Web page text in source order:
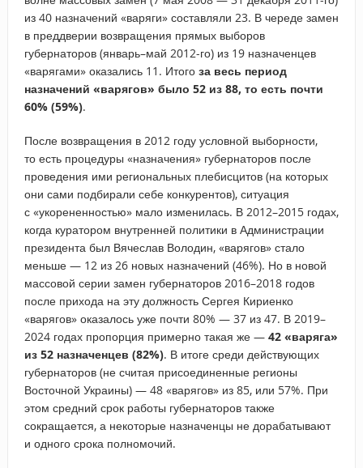
из 40 назначений «варяги» составляли 23. В череде замен
в преддверии возвращения прямых выборов
губернаторов (январь–май 2012-го) из 19 назначенцев
«варягами» оказались 11. Итого за весь период
назначений «варягов» было 52 из 88, то есть почти
60% (59%).
После возвращения в 2012 году условной выборности,
то есть процедуры «назначения» губернаторов после
проведения ими региональных плебисцитов (на которых
они сами подбирали себе конкурентов), ситуация
с «укорененностью» мало изменилась. В 2012–2015 годах,
когда куратором внутренней политики в Администрации
президента был Вячеслав Володин, «варягов» стало
меньше — 12 из 26 новых назначений (46%). Но в новой
массовой серии замен губернаторов 2016–2018 годов
после прихода на эту должность Сергея Кириенко
«варягов» оказалось уже почти 80% — 37 из 47. В 2019–
2024 годах пропорция примерно такая же — 42 «варяга»
из 52 назначенцев (82%). В итоге среди действующих
губернаторов (не считая присоединенные регионы
Восточной Украины) — 48 «варягов» из 85, или 57%. При
этом средний срок работы губернаторов также
сокращается, а некоторые назначенцы не дорабатывают
и одного срока полномочий.